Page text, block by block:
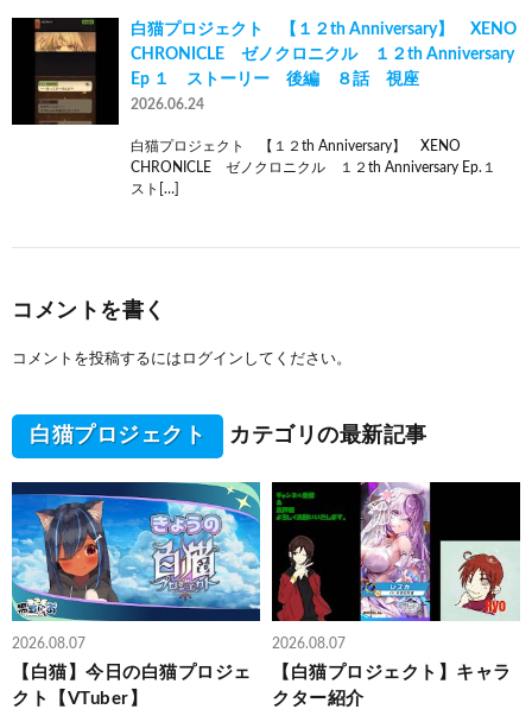
白猫プロジェクト 【１２th Anniversary】 XENO
CHRONICLE ゼノクロニクル １２th Anniversary
Ep １ ストーリー 後編 ８話 視座
2026.06.24
白猫プロジェクト 【１２th Anniversary】 XENO
CHRONICLE ゼノクロニクル １２th Anniversary Ep.１
スト[…]
コメントを書く
コメントを投稿するには ログイン してください。
白猫プロジェクト カテゴリの最新記事
2026.08.07
【白猫】今日の白猫プロジェ
クト【VTuber】
2026.08.07
【白猫プロジェクト】キャラ
クター紹介